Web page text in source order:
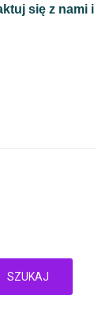
się z nami i
SZUKAJ